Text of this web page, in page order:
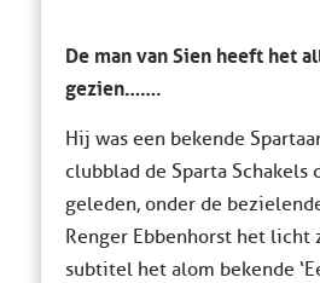
De man van Sien heeft het
gezien…….
Hij was een bekende
clubblad de Sparta Schakels
geleden, onder de
Renger Ebbenhorst het licht
subtitel het alom bekende